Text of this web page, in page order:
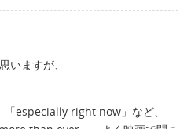
ますが、
especially right now」など、